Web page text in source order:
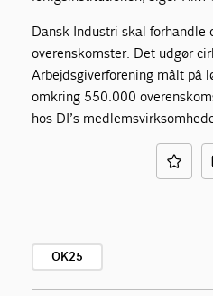
Dansk Industri skal forhandle
overenskomster. Det udgør
Arbejdsgiverforening målt på
omkring 550.000
hos DI’s
OK25